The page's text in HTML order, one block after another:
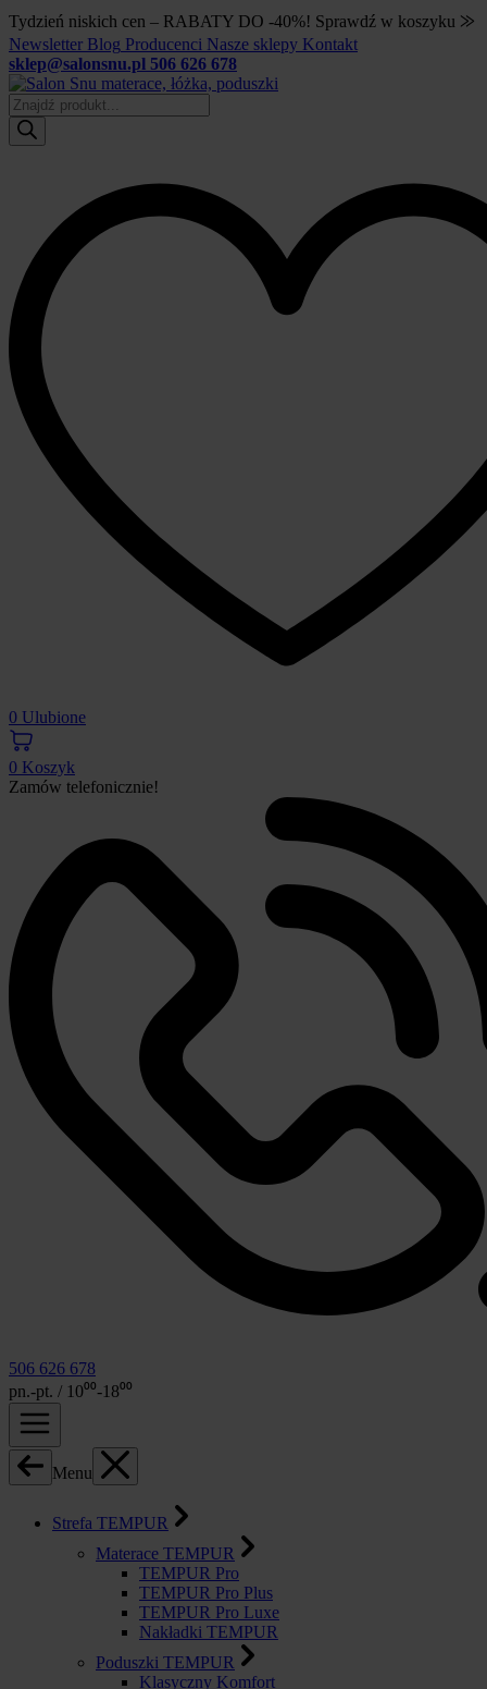
Tydzień niskich cen – RABATY DO -40%! Sprawdź w koszyku ⨠
Newsletter Blog Producenci Nasze sklepy Kontakt
sklep@salonsnu.pl 506 626 678
Wyszukiwarka
produktów
0 Ulubione
0 Koszyk
Zamów telefonicznie!
506 626 678
pn.-pt. / 10⁰⁰-18⁰⁰
Menu
Strefa TEMPUR
Materace TEMPUR
TEMPUR Pro
TEMPUR Pro Plus
TEMPUR Pro Luxe
Nakładki TEMPUR
Poduszki TEMPUR
Klasyczny Komfort